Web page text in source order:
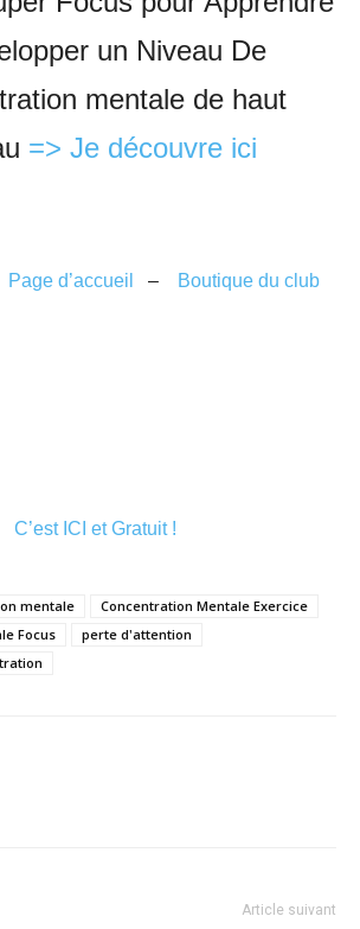
un Niveau De
mentale de haut
=> Je découvre ici
Page d’accueil – Boutique du club
C’est ICI et Gratuit !
mentale
Concentration Mentale Exercice
Focus
perte d'attention
Article suivant